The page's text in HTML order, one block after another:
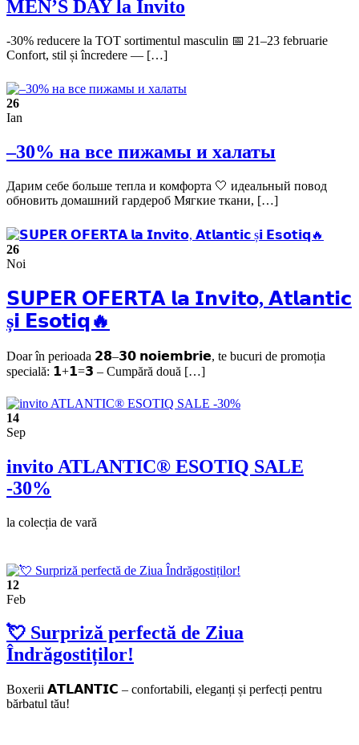
MEN’S DAY la Invito
-30% reducere la TOT sortimentul masculin 📅 21–23 februarie
Confort, stil și încredere — […]
26
Ian
–30% на все пижамы и халаты
Дарим себе больше тепла и комфорта 🤍 идеальный повод
обновить домашний гардероб Мягкие ткани, […]
26
Noi
𝗦𝗨𝗣𝗘𝗥 𝗢𝗙𝗘𝗥𝗧𝗔 𝗹𝗮 𝗜𝗻𝘃𝗶𝘁𝗼, 𝗔𝘁𝗹𝗮𝗻𝘁𝗶𝗰
ș𝗶 𝗘𝘀𝗼𝘁𝗶𝗾🔥
Doar în perioada 𝟮𝟴–𝟯𝟬 𝗻𝗼𝗶𝗲𝗺𝗯𝗿𝗶𝗲, te bucuri de promoția
specială: 𝟭+𝟭=𝟯 – Cumpără două […]
14
Sep
invito ATLANTIC® ESOTIQ SALE
-30%
la colecția de vară
12
Feb
💘 Surpriză perfectă de Ziua
Îndrăgostiților!
Boxerii 𝗔𝗧𝗟𝗔𝗡𝗧𝗜𝗖 – confortabili, eleganți și perfecți pentru
bărbatul tău!